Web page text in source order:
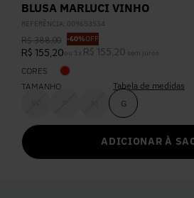
BLUSA MARLUCI VINHO
REFERÊNCIA: 009653534
R$ 388,00 -60%OFF
R$ 155,20 ou 1 x R$ 155 20 sem juros
CORES
TAMANHO
G
Tabela de medidas
ADICIONAR À
1º Vestido
2º